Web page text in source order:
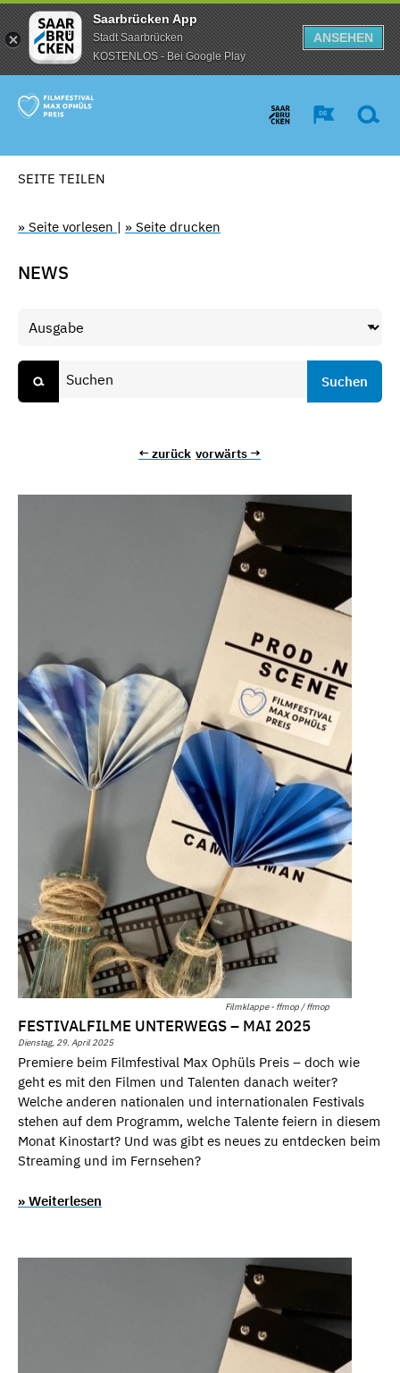
Saarbrücken App
Stadt Saarbrücken
KOSTENLOS - Bei Google Play
ANSEHEN
SEITE TEILEN
» Seite vorlesen | » Seite drucken
NEWS
← zurück vorwärts →
Filmklappe - ffmop / ffmop
FESTIVALFILME UNTERWEGS – MAI 2025
Dienstag, 29. April 2025
Premiere beim Filmfestival Max Ophüls Preis – doch wie
geht es mit den Filmen und Talenten danach weiter?
Welche anderen nationalen und internationalen Festivals
stehen auf dem Programm, welche Talente feiern in diesem
Monat Kinostart? Und was gibt es neues zu entdecken beim
Streaming und im Fernsehen?
» Weiterlesen